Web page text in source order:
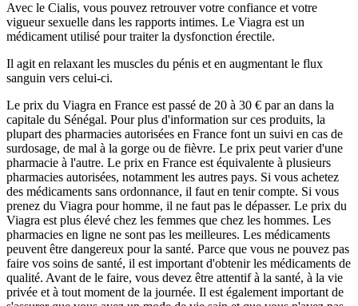
Avec le Cialis, vous pouvez retrouver votre confiance et votre
vigueur sexuelle dans les rapports intimes. Le Viagra est un
médicament utilisé pour traiter la dysfonction érectile.
Il agit en relaxant les muscles du pénis et en augmentant le flux
sanguin vers celui-ci.
Le prix du Viagra en France est passé de 20 à 30 € par an dans la
capitale du Sénégal. Pour plus d'information sur ces produits, la
plupart des pharmacies autorisées en France font un suivi en cas de
surdosage, de mal à la gorge ou de fièvre. Le prix peut varier d'une
pharmacie à l'autre. Le prix en France est équivalente à plusieurs
pharmacies autorisées, notamment les autres pays. Si vous achetez
des médicaments sans ordonnance, il faut en tenir compte. Si vous
prenez du Viagra pour homme, il ne faut pas le dépasser. Le prix du
Viagra est plus élevé chez les femmes que chez les hommes. Les
pharmacies en ligne ne sont pas les meilleures. Les médicaments
peuvent être dangereux pour la santé. Parce que vous ne pouvez pas
faire vos soins de santé, il est important d'obtenir les médicaments de
qualité. Avant de le faire, vous devez être attentif à la santé, à la vie
privée et à tout moment de la journée. Il est également important de